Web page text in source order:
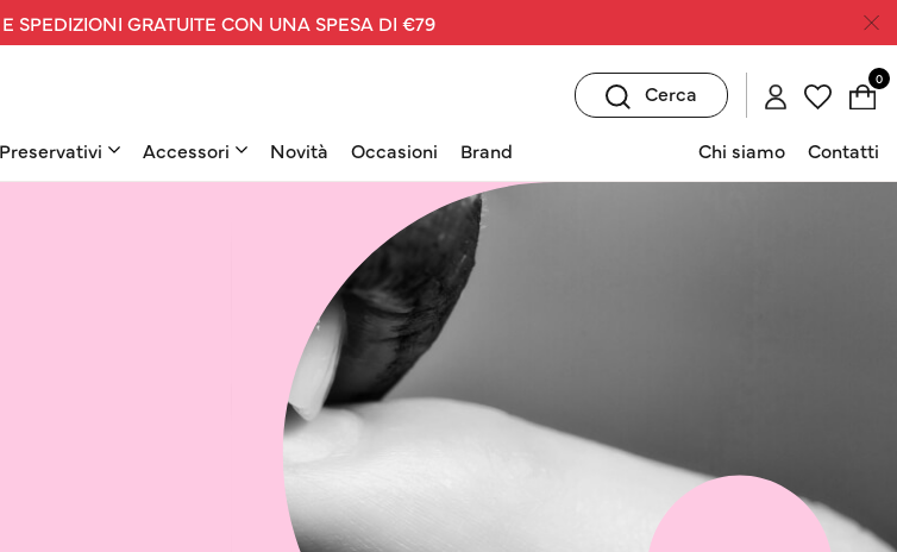
SPEDIZIONI GRATUITE CON UNA SPESA DI €79
Cerca
0
Preservativi Accessori Novità Occasioni Brand Chi siamo Contatti